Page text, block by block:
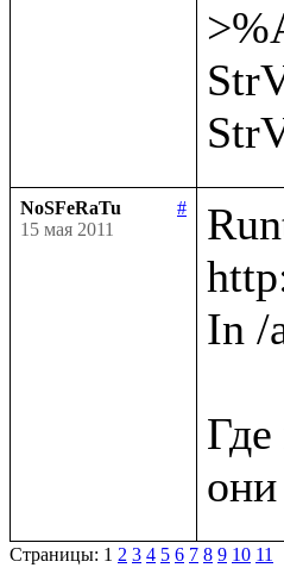
NoSFeRaTu
#
15 мая 2011
In /
Страницы: 1 2 3 4 5 6 7 8 9 10 11